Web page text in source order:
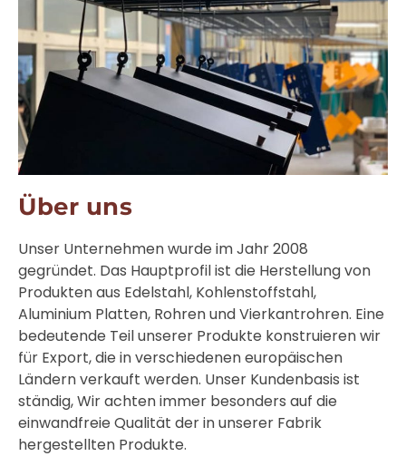
Über uns
Unser Unternehmen wurde im Jahr 2008
gegründet. Das Hauptprofil ist die Herstellung von
Produkten aus Edelstahl, Kohlenstoffstahl,
Aluminium Platten, Rohren und Vierkantrohren. Eine
bedeutende Teil unserer Produkte konstruieren wir
für Export, die in verschiedenen europäischen
Ländern verkauft werden. Unser Kundenbasis ist
ständig, Wir achten immer besonders auf die
einwandfreie Qualität der in unserer Fabrik
hergestellten Produkte.